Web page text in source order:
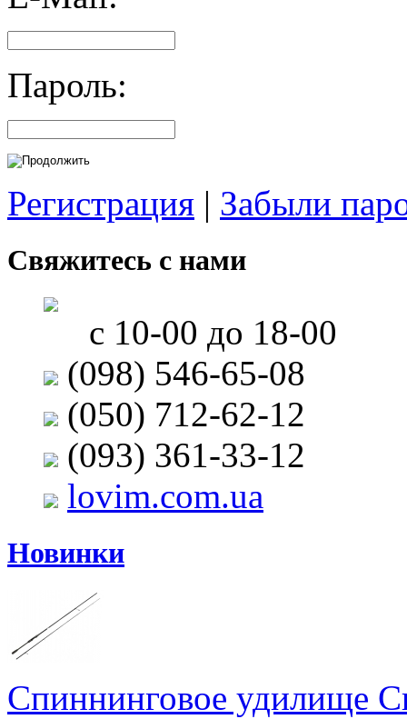
Пароль:
Регистрация | Забыли
Свяжитесь с нами
с 10-00 до 18-00
(098) 546-65-08
(050) 712-62-12
(093) 361-33-12
lovim.com.ua
Новинки
Спиннинговое удилище